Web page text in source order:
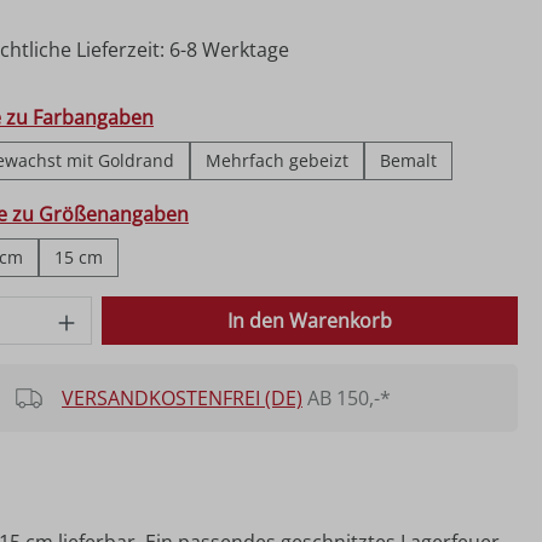
Lieferzeit: 6-8 Werktage
zu Farbangaben
mit Goldrand Mehrfach gebeizt Bemalt
zu Größenangaben
15 cm
Anzahl: Gib den gewünschten Wert
In den Warenkorb
VERSANDKOSTENFREI (DE) AB 150,-*